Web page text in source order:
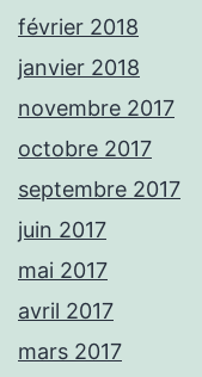
février 2018
janvier 2018
novembre 2017
octobre 2017
septembre 2017
juin 2017
mai 2017
avril 2017
mars 2017